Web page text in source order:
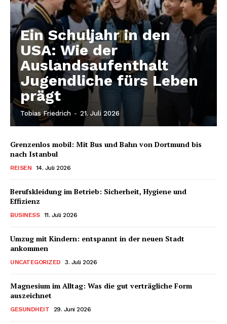
Ein Schuljahr in den
USA: Wie der
Auslandsaufenthalt
Jugendliche fürs Leben
prägt
Tobias Friedrich - 21. Juli 2026
Grenzenlos mobil: Mit Bus und Bahn von Dortmund bis
nach Istanbul
REISEN 14. Juli 2026
Berufskleidung im Betrieb: Sicherheit, Hygiene und
Effizienz
BUSINESS 11. Juli 2026
Umzug mit Kindern: entspannt in der neuen Stadt
ankommen
UNCATEGORIZED 3. Juli 2026
Magnesium im Alltag: Was die gut verträgliche Form
auszeichnet
GESUNDHEIT 29. Juni 2026